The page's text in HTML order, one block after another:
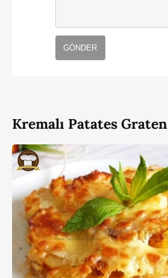
GÖNDER
Kremalı Patates Graten